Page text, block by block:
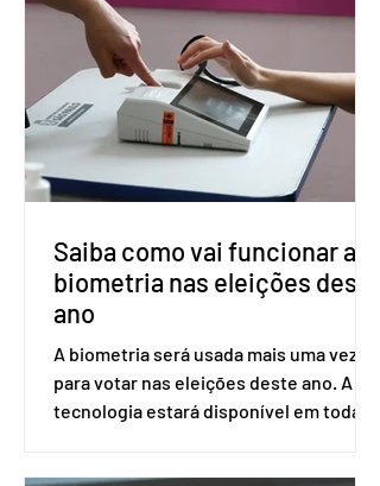
prolongada e pode ser tomado a cada
dois meses. O pedido de inclusão vai
ser encaminhado pelo Ministério da
Saúde à Comissão Nacional de
Incorporação de Novas Tecnologias no
SUS (Conitec) na semana que vem. A
Conitec é um colegiado
Saiba como vai funcionar a
biometria nas eleições deste
ano
A biometria será usada mais uma vez
para votar nas eleições deste ano. A
tecnologia estará disponível em todas